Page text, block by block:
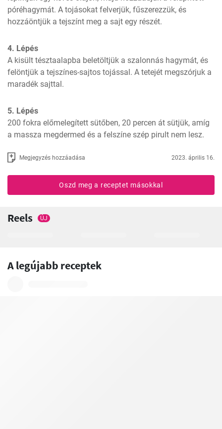
póréhagymát. A tojásokat felverjük, fűszerezzük, és
hozzáöntjük a tejszínt meg a sajt egy részét.
4. Lépés
A kisült tésztaalapba beletöltjük a szalonnás hagymát, és
felöntjük a tejszínes-sajtos tojással. A tetejét megszórjuk a
maradék sajttal.
5. Lépés
200 fokra előmelegített sütőben, 20 percen át sütjük, amíg
a massza megdermed és a felszíne szép pirult nem lesz.
Megjegyzés hozzáadása 2023. április 16.
Oszd meg a receptet másokkal
Reels ÚJ
A legújabb receptek